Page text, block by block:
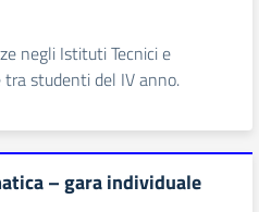
negli Istituti Tecnici e
tra studenti del IV anno.
– gara individuale